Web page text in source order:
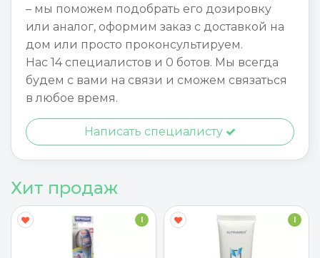
– мы поможем подобрать его дозировку
или аналог, оформим заказ с доставкой на
дом или просто проконсультируем.
Нас 14 специалистов и 0 ботов. Мы всегда
будем с вами на связи и сможем связаться
в любое время.
Написать специалисту
Хит продаж